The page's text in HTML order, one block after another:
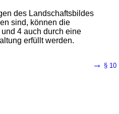
des Landschaftsbildes
sind, können die
4 auch durch eine
erfüllt werden.
→ § 10